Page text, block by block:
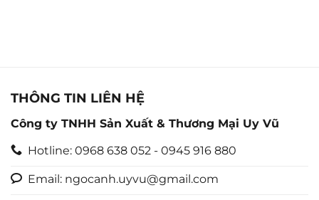
THÔNG TIN LIÊN HỆ
Công ty TNHH Sản Xuất & Thương Mại Uy Vũ
Hotline: 0968 638 052 - 0945 916 880
Email: ngocanh.uyvu@gmail.com